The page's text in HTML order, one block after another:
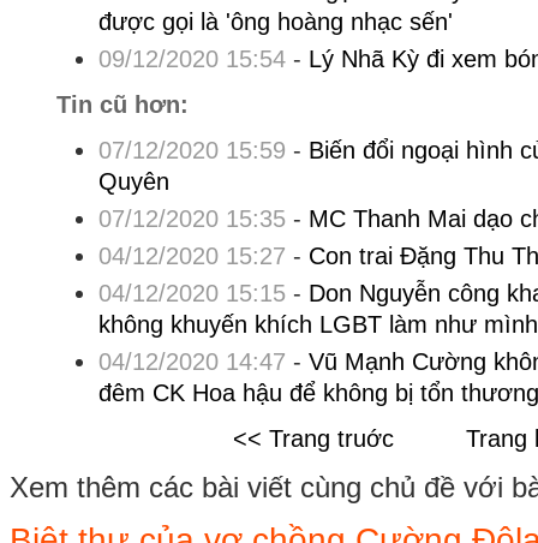
được gọi là 'ông hoàng nhạc sến'
09/12/2020 15:54- Lý Nhã Kỳ đi xem
Tin cũ hơn:
07/12/2020 15:59 - Biến đổi ngoại hình
Quyên
07/12/2020 15:35- MC Thanh Mai dạo
04/12/2020 15:27 - Con trai Đặng Thu
04/12/2020 15:15- Don Nguyễn công
không khuyến khích LGBT làm như mình
04/12/2020 14:47 - Vũ Mạnh Cường
đêm CK Hoa hậu để không bị tổn thương
<< Trang truớc
Trang
Xem thêm các bài viết cùng chủ đề với